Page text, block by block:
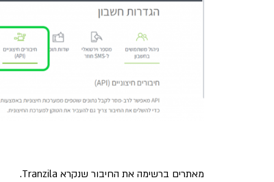
מאתרים ברשימה את החיבור שנקרא Tranzila.